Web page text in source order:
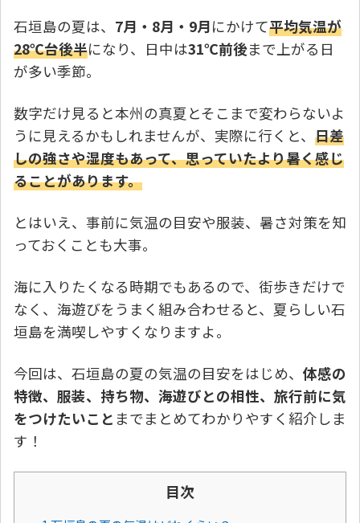
石垣島の夏は、 7月・8月・9月にかけて平均気温が
28℃台後半になり、日中は31℃前後まで上がる日
が多い季節。
数字だけ見ると本州の真夏とそこまで変わらないよ
うに見えるかもしれませんが、実際に行くと、 日差
しの強さや湿度もあって、思っていたより暑く感じ
ることがあります。
とはいえ、事前に気温の目安や服装、暑さ対策を知
っておくことも大事。
海に入りたくなる時期でもあるので、街歩きだけで
なく、海遊びをうまく組み合わせると、夏らしい石
垣島を満喫しやすくなりますよ。
今回は、石垣島の夏の気温の目安をはじめ、 体感の
特徴、服装、持ち物、海遊びとの相性、旅行前に気
をつけたいこと までまとめてわかりやすく紹介しま
す！
目次